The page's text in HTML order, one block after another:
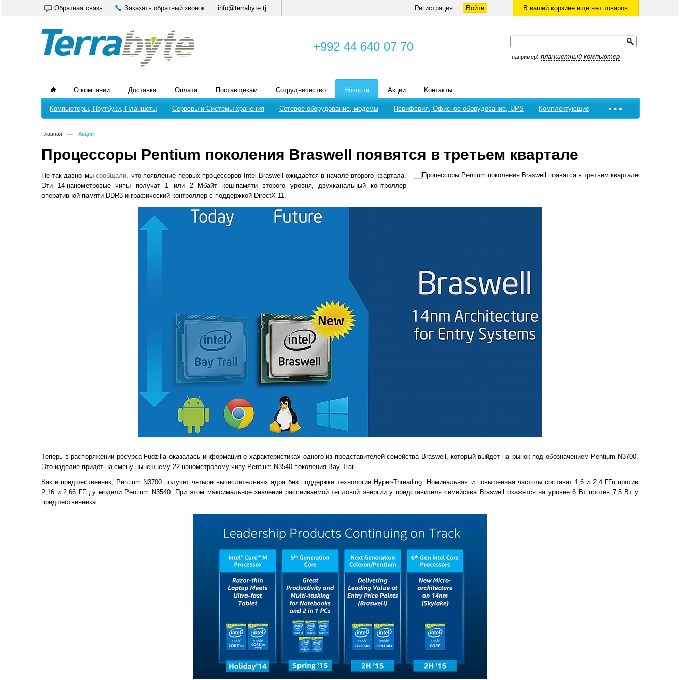
Обратная связь Заказать обратный звонок info@terrabyte.tj В вашей корзине еще нет товаров
Регистрация Войти
+992 44 640 07 70
например: планшетный компьютер
О компании Доставка Оплата Поставщикам Сотрудничество Новости Акции Контакты
Компьютеры, Ноутбуки, Планшеты Серверы и Системы хранения Сетевое оборудование, модемы Периферия, Офисное оборудование, UPS Комплектующие
Главная Акции
Процессоры Pentium поколения Braswell появятся в третьем квартале
Не так давно мысообщали, что появление первых процессоров Intel Braswell ожидается в начале второго квартала.
Эти 14-нанометровые чипы получат 1 или 2 Мбайт кеш-памяти второго уровня, двухканальный контроллер
оперативной памяти DDR3 и графический контроллер с поддержкой DirectX 11.
Теперь в распоряжении ресурса Fudzilla оказалась информация о характеристиках одного из представителей семейства Braswell, который выйдет на рынок под обозначением Pentium N3700.
Это изделие придёт на смену нынешнему 22-нанометровому чипу Pentium N3540 поколения Bay Trail.
Как и предшественник, Pentium N3700 получит четыре вычислительных ядра без поддержки технологии Hyper-Threading. Номинальная и повышенная частоты составят 1,6 и 2,4 ГГц против
2,16 и 2,66 ГГц у модели Pentium N3540. При этом максимальное значение рассеиваемой тепловой энергии у представителя семейства Braswell окажется на уровне 6 Вт против 7,5 Вт у
предшественника.